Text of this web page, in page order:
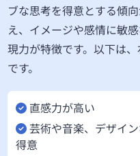
ブな思考を得意とする傾
え、イメージや感情に敏
現力が特徴です。以下は
です。
直感力が高い
芸術や音楽、デザイ
得意